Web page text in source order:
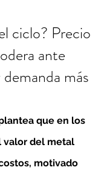
ciclo? Precio
ante
más
que en los
valor del metal
motivado